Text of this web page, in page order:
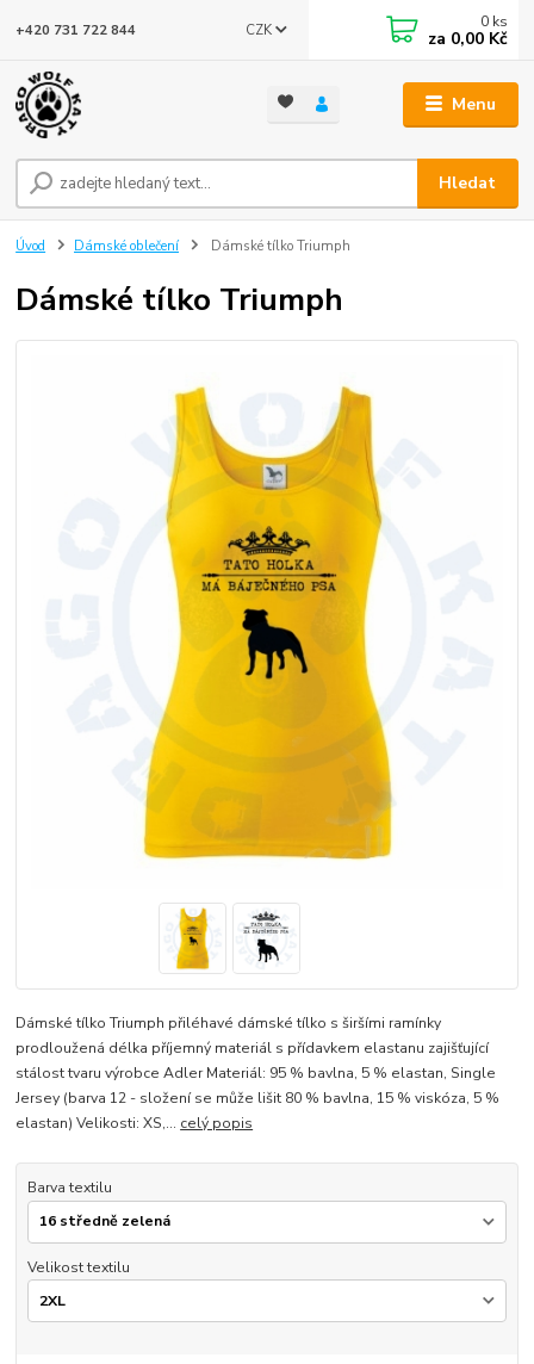
Menu
CZK
Hledat
+420 731 722 844 0 ks
za 0,00 Kč
Úvod Dámské oblečení Dámské tílko Triumph
Dámské tílko Triumph
Dámské tílko Triumph přiléhavé dámské tílko s širšími ramínky
prodloužená délka příjemný materiál s přídavkem elastanu zajišťující
stálost tvaru výrobce Adler Materiál: 95 % bavlna, 5 % elastan, Single
Jersey (barva 12 - složení se může lišit 80 % bavlna, 15 % viskóza, 5 %
elastan) Velikosti: XS,... celý popis
Barva textilu
Velikost textilu